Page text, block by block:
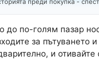
до по-голям пазар
за пътуването
и